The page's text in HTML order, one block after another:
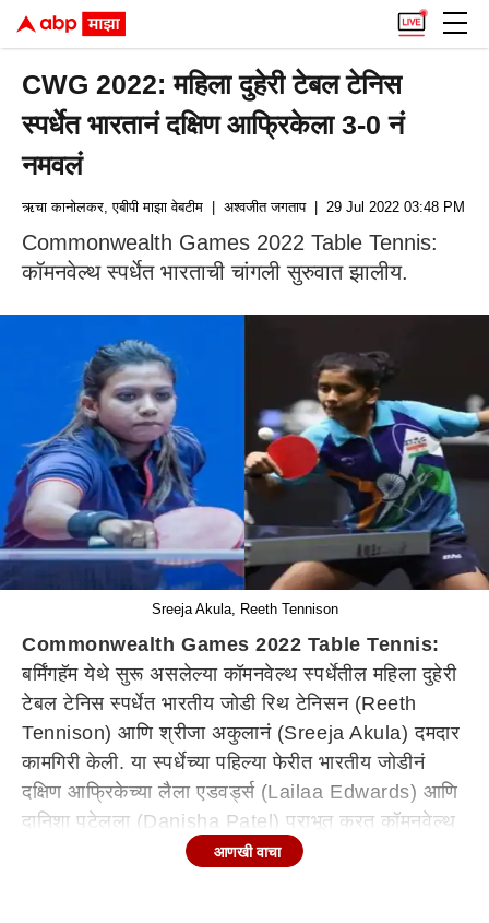
CWG 2022: महिला दुहेरी टेबल टेनिस
स्पर्धेत भारतानं दक्षिण आफ्रिकेला 3-0 नं
नमवलं
ऋचा कानोलकर, एबीपी माझा वेबटीम | अश्वजीत जगताप| 29 Jul 2022 03:48 PM
Commonwealth Games 2022 Table Tennis:
कॉमनवेल्थ स्पर्धेत भारताची चांगली सुरुवात झालीय.
Sreeja Akula, Reeth Tennison
Commonwealth Games 2022 Table Tennis:
बर्मिंगहॅम येथे सुरू असलेल्या कॉमनवेल्थ स्पर्धेतील महिला दुहेरी
टेबल टेनिस स्पर्धेत भारतीय जोडी रिथ टेनिसन (Reeth
Tennison) आणि श्रीजा अकुलानं (Sreeja Akula) दमदार
कामगिरी केली. या स्पर्धेच्या पहिल्या फेरीत भारतीय जोडीनं
दक्षिण आफ्रिकेच्या लैला एडवर्ड्स (Lailaa Edwards) आणि
दानिशा पटेलला (Danisha Patel) पराभूत करत कॉमनवेल्थ
आणखी वाचा